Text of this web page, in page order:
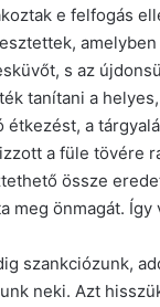
e felfogás
s az
tanítani a
a
a füle tövére
össze
meg önmagát.
szankciózunk,
neki. Azt